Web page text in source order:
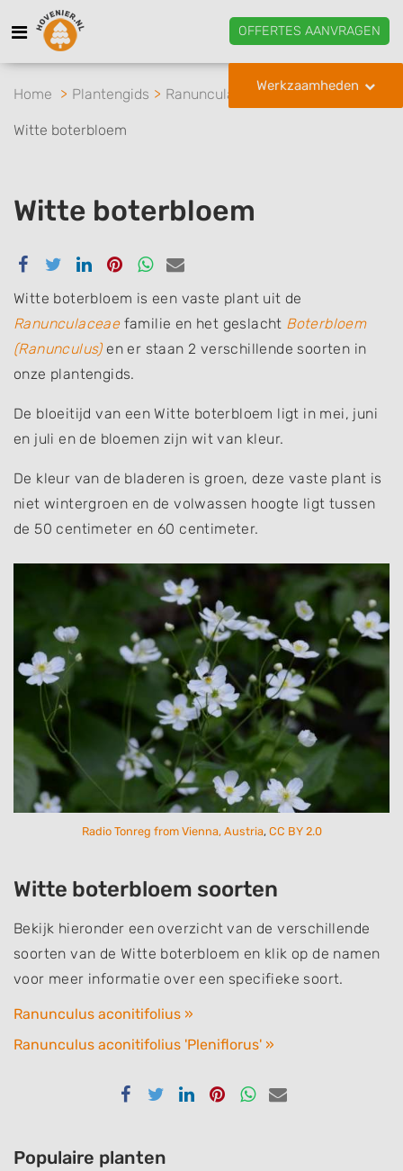
OFFERTES AANVRAGEN
Werkzaamheden
Home Plantengids Ranunculaceae Boterbloem
Witte boterbloem
Witte boterbloem
Delen
Facebook
Delen
Twitter
Delen
Linkedin
Delen
Pinterest
Delen
Whatsapp
Delen
email
Witte boterbloem is een vaste plant uit de
Ranunculaceaefamilie en het geslacht Boterbloem
(Ranunculus)en er staan 2 verschillende soorten in
onze plantengids.
De bloeitijd van een Witte boterbloem ligt in mei, juni
en juli en de bloemen zijn wit van kleur.
De kleur van de bladeren is groen, deze vaste plant is
niet wintergroen en de volwassen hoogte ligt tussen
de 50 centimeter en 60 centimeter.
Radio Tonreg from Vienna, Austria, CC BY 2.0
Witte boterbloem soorten
Bekijk hieronder een overzicht van de verschillende
soorten van de Witte boterbloem en klik op de namen
voor meer informatie over een specifieke soort.
Ranunculus aconitifolius »
Ranunculus aconitifolius 'Pleniflorus' »
DelenDelenDelenDelenDelenDelen
Populaire planten